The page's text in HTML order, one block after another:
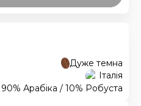
Дуже темна
Італія
90% Арабіка / 10% Робуста